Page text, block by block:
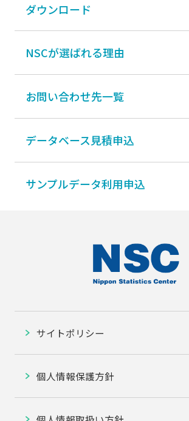
ダウンロード
NSCが選ばれる理由
お問い合わせ先一覧
データベース見積申込
サンプルデータ利用申込
サイトポリシー
個人情報保護方針